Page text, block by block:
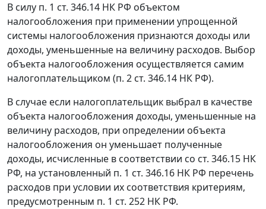
В силу п. 1 ст. 346.14 НК РФ объектом
налогообложения при применении упрощенной
системы налогообложения признаются доходы или
доходы, уменьшенные на величину расходов. Выбор
объекта налогообложения осуществляется самим
налогоплательщиком (п. 2 ст. 346.14 НК РФ).
В случае если налогоплательщик выбрал в качестве
объекта налогообложения доходы, уменьшенные на
величину расходов, при определении объекта
налогообложения он уменьшает полученные
доходы, исчисленные в соответствии со ст. 346.15 НК
РФ, на установленный п. 1 ст. 346.16 НК РФ перечень
расходов при условии их соответствия критериям,
предусмотренным п. 1 ст. 252 НК РФ.